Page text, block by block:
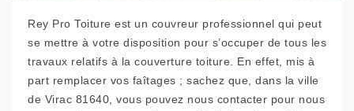
Rey Pro Toiture est un couvreur professionnel qui peut
se mettre à votre disposition pour s’occuper de tous les
travaux relatifs à la couverture toiture. En effet, mis à
part remplacer vos faîtages ; sachez que, dans la ville
de Virac 81640, vous pouvez nous contacter pour nous